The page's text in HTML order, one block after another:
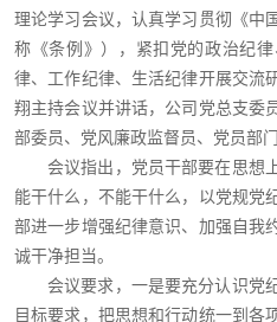
理论学习会议，认真学习贯彻《中
称《条例》），紧扣党的政治纪
律、工作纪律、生活纪律开展交流
翔主持会议并讲话，公司党总支委
部委员、党风廉政监督员、党员部
会议指出，党员干部要在思想
能干什么，不能干什么，以党规党
部进一步增强纪律意识、加强自我
诚干净担当。
会议要求，一是要充分认识党
目标要求，把思想和行动统一到各